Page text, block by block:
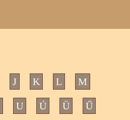
J K L M
U Ú Ü Ű